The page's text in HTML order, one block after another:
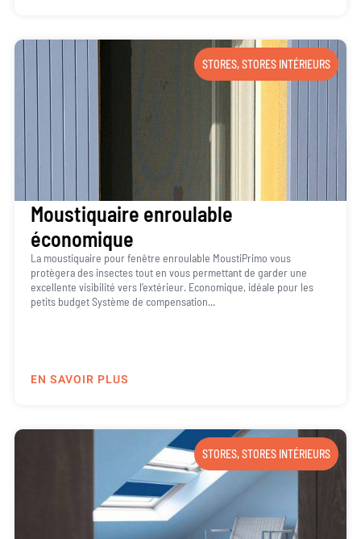
STORES,STORES INTÉRIEURS
Moustiquaire enroulable
économique
La moustiquaire pour fenêtre enroulable MoustiPrimo vous
protègera des insectes tout en vous permettant de garder une
excellente visibilité vers l’extérieur. Economique, idéale pour les
petits budget Système de compensation...
EN SAVOIR PLUS
STORES,STORES INTÉRIEURS